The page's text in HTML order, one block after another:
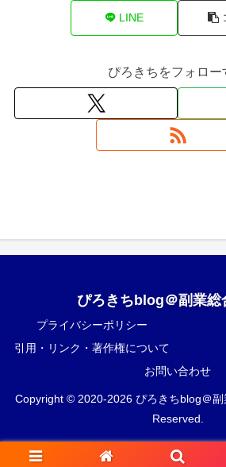
LINE
ぴろきちをフォロー
ぴろきちblog＠副業総
プライバシーポリシー
引用・リンク・著作権について
お問い合わせ
Copyright © 2020-2026 ぴろきちblog＠
Reserved.